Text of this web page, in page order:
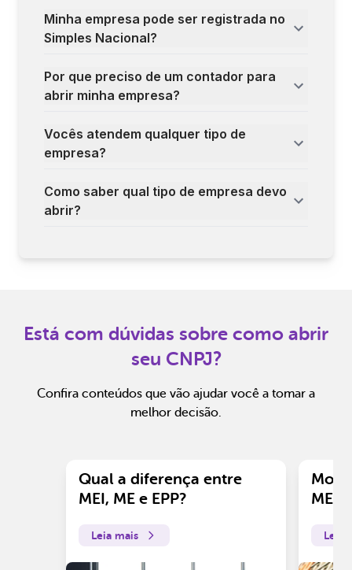
Minha empresa pode ser registrada no
Simples Nacional?
Por que preciso de um contador para
abrir minha empresa?
Vocês atendem qualquer tipo de
empresa?
Como saber qual tipo de empresa devo
abrir?
Está com dúvidas sobre como abrir
seu CNPJ?
Confira conteúdos que vão ajudar você a tomar a
melhor decisão.
Qual a diferença entre
MEI, ME e EPP?
Leia mais
ME?
Leia